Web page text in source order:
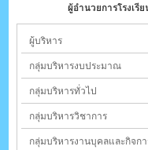
ผู้อำนวยการโรงเรี
รอง ผอ.กลุ่มบริหาร
ผู้บริหาร
กลุ่มบริหารงบประมาณ
กลุ่มบริหารทั่วไป
กลุ่มบริหารวิชาการ
กลุ่มบริหารงานบุคลและกิจก